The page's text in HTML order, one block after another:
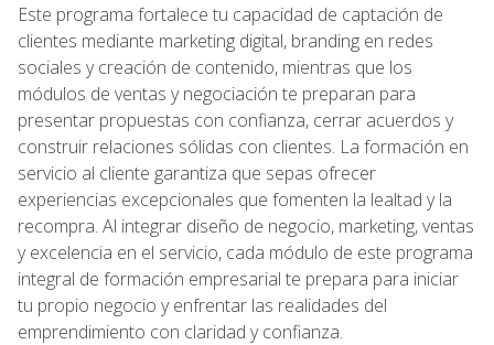
Este programa fortalece tu capacidad de captación de
clientes mediante marketing digital, branding en redes
sociales y creación de contenido, mientras que los
módulos de ventas y negociación te preparan para
presentar propuestas con confianza, cerrar acuerdos y
construir relaciones sólidas con clientes. La formación en
servicio al cliente garantiza que sepas ofrecer
experiencias excepcionales que fomenten la lealtad y la
recompra. Al integrar diseño de negocio, marketing, ventas
y excelencia en el servicio, cada módulo de este programa
integral de formación empresarial te prepara para iniciar
tu propio negocio y enfrentar las realidades del
emprendimiento con claridad y confianza.